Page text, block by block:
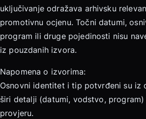
uključivanje odražava arhivsku
promotivnu ocjenu. Točni datumi,
program ili druge pojedinosti nisu
iz pouzdanih izvora.
Napomena o izvorima:
Osnovni identitet i tip potvrđeni su iz
širi detalji (datumi, vodstvo,
provjeru.